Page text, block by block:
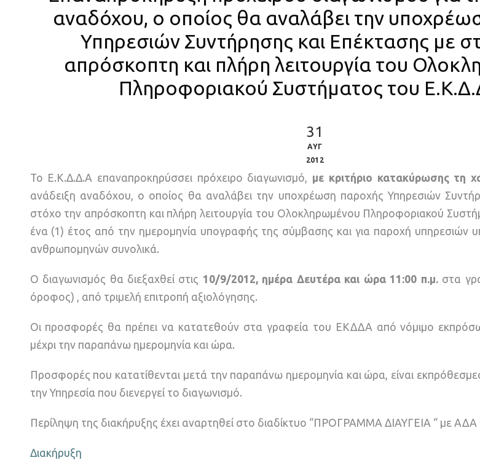
αναδόχου, ο οποίος θα αναλάβει την
Υπηρεσιών Συντήρησης και Επέκτασης με
απρόσκοπτη και πλήρη λειτουργία του
Πληροφοριακού Συστήματος του
31
ΑΥΓ
2012
Το Ε.Κ.Δ.Δ.Α επαναπροκηρύσσει πρόχειρο διαγωνισμό, με κριτήριο κατακύρωσης τη
ανάδειξη αναδόχου, ο οποίος θα αναλάβει την υποχρέωση παροχής Υπηρεσιών
στόχο την απρόσκοπτη και πλήρη λειτουργία του Ολοκληρωμένου Πληροφοριακού
ένα (1) έτος από την ημερομηνία υπογραφής της σύμβασης και για παροχή υπηρεσιών
ανθρωπομηνών συνολικά.
Ο διαγωνισμός θα διεξαχθεί στις 10/9/2012, ημέρα Δευτέρα και ώρα 11:00 π.μ.στα
όροφος) , από τριμελή επιτροπή αξιολόγησης.
Οι προσφορές θα πρέπει να κατατεθούν στα γραφεία του ΕΚΔΔΑ από νόμιμο
μέχρι την παραπάνω ημερομηνία και ώρα.
Προσφορές που κατατίθενται μετά την παραπάνω ημερομηνία και ώρα, είναι
την Υπηρεσία που διενεργεί το διαγωνισμό.
Περίληψη της διακήρυξης έχει αναρτηθεί στο διαδίκτυο “ΠΡΟΓΡΑΜΜΑ ΔΙΑΥΓΕΙΑ “ με
Διακήρυξη